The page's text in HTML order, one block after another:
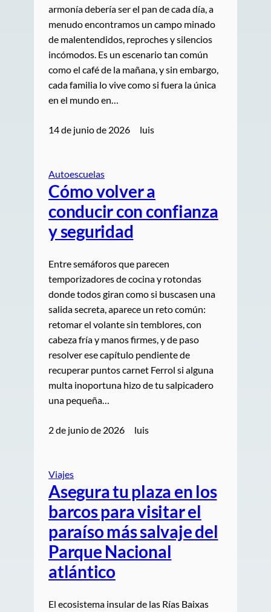
armonía debería ser el pan de cada día, a
menudo encontramos un campo minado
de malentendidos, reproches y silencios
incómodos. Es un escenario tan común
como el café de la mañana, y sin embargo,
cada familia lo vive como si fuera la única
en el mundo en…
14 de junio de 2026 luis
Autoescuelas
Cómo volver a
conducir con confianza
y seguridad
Entre semáforos que parecen
temporizadores de cocina y rotondas
donde todos giran como si buscasen una
salida secreta, aparece un reto común:
retomar el volante sin temblores, con
cabeza fría y manos firmes, y de paso
resolver ese capítulo pendiente de
recuperar puntos carnet Ferrol si alguna
multa inoportuna hizo de tu salpicadero
una pequeña…
2 de junio de 2026 luis
Viajes
Asegura tu plaza en los
barcos para visitar el
paraíso más salvaje del
Parque Nacional
atlántico
El ecosistema insular de las Rías Baixas